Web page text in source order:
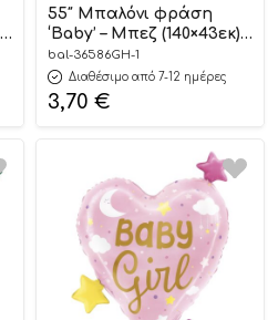
55″ Μπαλόνι φράση
‘Baby’ – Μπεζ (140×43εκ) |
FB277T-013
bal-36586GH-1
Διαθέσιμο από 7-12 ημέρες
3,70 €